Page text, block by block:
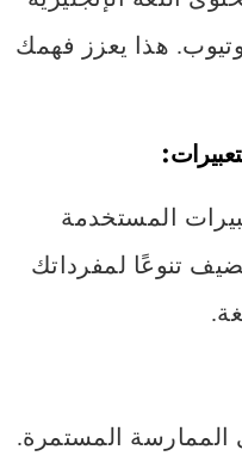
هذا يعزز فهمك
المستخدمة
تنوعًا لمفرداتك
الممارسة المستمرة.